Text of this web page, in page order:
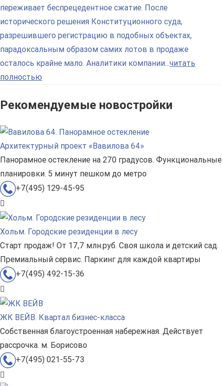
переживает беспрецедентное сжатие. После
исторического решения Конституционного суда,
разрешившего регистрацию в подобных объектах,
парадоксальным образом самих лотов в продаже
осталось крайне мало. Аналитики компании...читать
полностью
Рекомендуемые новостройки
Архитектурный проект «Вавилова 64»
Панорамное остекление на 270 градусов. Функциональные
планировки. 5 минут пешком до метро
+7(495) 129-45-95
Хольм. Городские резиденции в лесу
Старт продаж! От 17,7 млн.руб. Своя школа и детский сад.
Премиальный сервис. Паркинг для каждой квартиры
+7(495) 492-15-36
ЖК ВЕЙВ. Квартал бизнес-класса
Собственная благоустроенная набережная. Действует
рассрочка. м. Борисово
+7(495) 021-55-73